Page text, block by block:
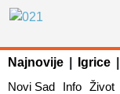
Najnovije Igrice
Novi Sad
Info Život